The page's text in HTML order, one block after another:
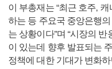
이 부총재는 “최근 호주,
하는 등 주요국 중앙은행
는 상황이다”며 “시장의
이 있는데 향후 발표되는
정책에 대한 기대가 변화